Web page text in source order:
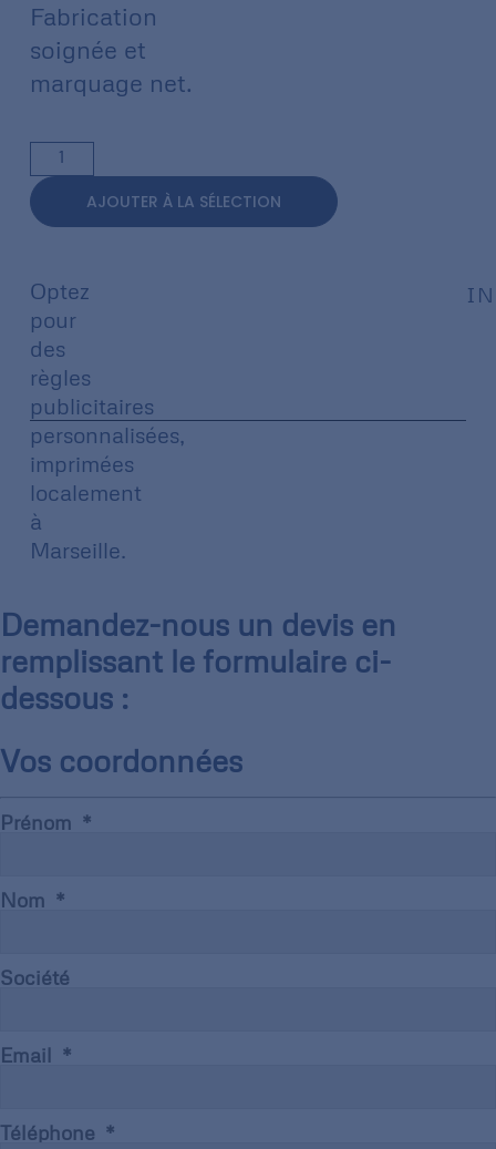
Fabrication
soignée et
marquage net.
AJOUTER À LA SÉLECTION
Optez
pour
des
règles
publicitaires
personnalisées,
imprimées
localement
à
Marseille.
Demandez-nous un devis en
remplissant le formulaire ci-
dessous :
Vos coordonnées
Prénom
Nom
Société
Email
Téléphone